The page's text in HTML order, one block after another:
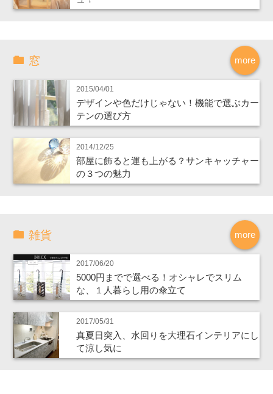
more
窓
2015/04/01
デザインや色だけじゃない！機能で選ぶカー
テンの選び方
2014/12/25
部屋に飾ると運も上がる？サンキャッチャー
の３つの魅力
more
雑貨
2017/06/20
5000円までで選べる！オシャレでスリム
な、１人暮らし用の傘立て
2017/05/31
真夏日突入、水回りを大理石インテリアにし
て涼し気に